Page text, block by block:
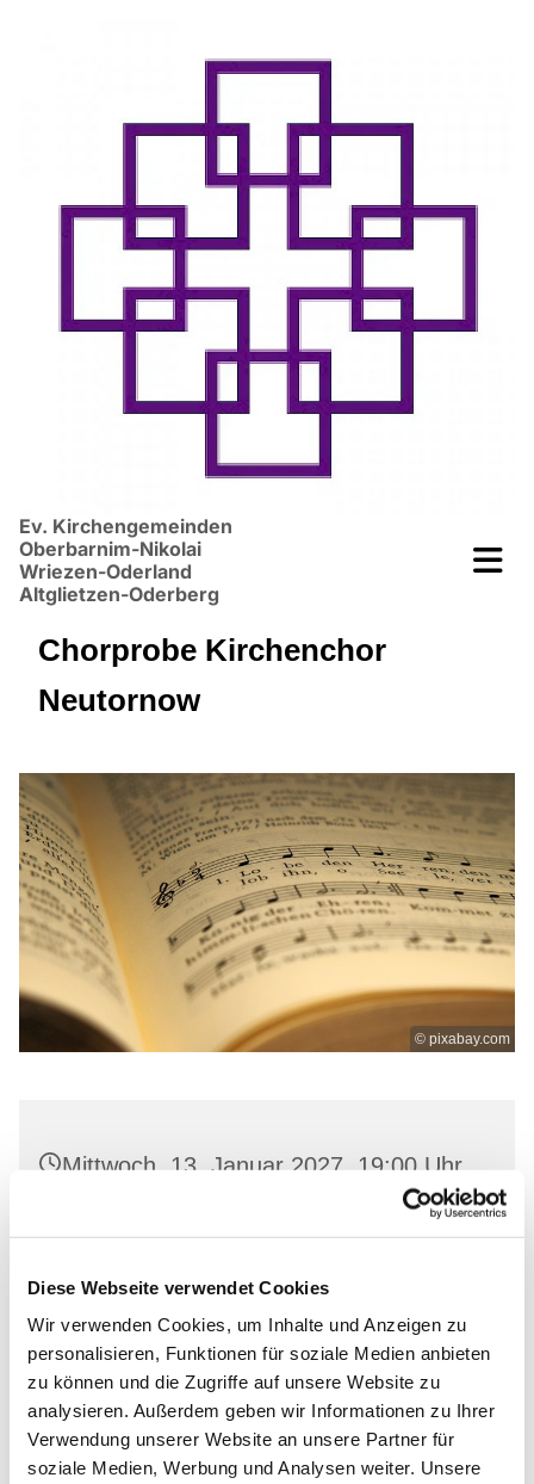
Diese Webseite verwendet Cookies
Wir verwenden Cookies, um Inhalte und Anzeigen zu
personalisieren, Funktionen für soziale Medien anbieten
zu können und die Zugriffe auf unsere Website zu
analysieren. Außerdem geben wir Informationen zu Ihrer
Verwendung unserer Website an unsere Partner für
soziale Medien, Werbung und Analysen weiter. Unsere
Ev. Kirchengemeinden
Oberbarnim-Nikolai
Wriezen-Oderland
Altglietzen-Oderberg
Chorprobe Kirchenchor
Neutornow
© pixabay.com
Mittwoch, 13. Januar 2027, 19:00 Uhr